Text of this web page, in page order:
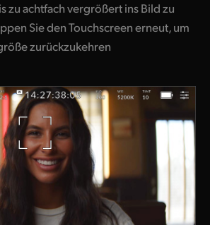
zu achtfach vergrößert ins Bild zu
Sie den Touchscreen erneut,um
zurückzukehren